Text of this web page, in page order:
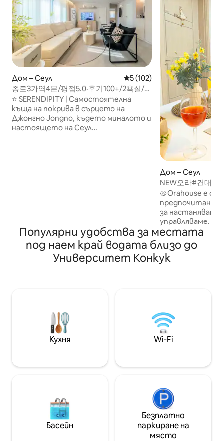
Дом – Сеул Средна оценка: 5 от 5,
5 (102)
종로3가역4분/평점5.0·후기100+/2욕실/단
독루프탑/새집/익선동·인사동·광장시장·청
계천
⭐ SERENDIPITY | Самостоятелна
къща на покрива в сърцето на
Джонгно Jongno, където миналото и
настоящето на Сеул
до всичко: метро, летищен
автобус, градски автобус и такси. ✔
Напълно уединено: ексклузивно
ползване за до 11 души (без
приключи през 2026 г. ✔ Долният
етаж е търговско пространство,
така че средата е комфортна. ✔
Имот, потвърден от отзивите за
на много гости 🎁 Специални екстри
преди и след настаняване 🪸 Ще
пренесем безопасно тежкия ви
багаж директно до мястото ви за
настаняване на 4-ия етаж. 📩 Списък
Дом – Сеул
NEW오라#건대
대공원#건대병원
운드#넷플릭스
🥨Orahouse е
предпочитано
за
управляваме.
приятелите ми
Имайки това
да създадем
пространство,
Удобства
„Лота“ ✔️ Lotte
CGV
Alley/Lamb
✔️ Общи почва
Han River 🚫 Предпазни мерки 🚫
Време ❌️е за
(Излезте от
на оплаквания за шум)
❌️брой на
Популярни удобства за местата
под наем край водата близо до
Университет Конкук
Кухня Wi-Fi
Басейн
Безплатно
паркиране на
място